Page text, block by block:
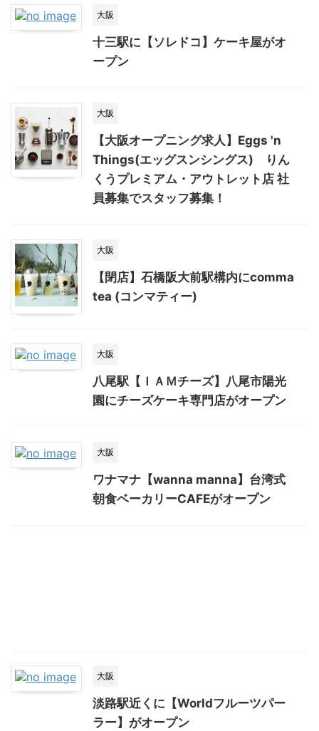
大阪
十三駅に【ソレドコ】ケーキ屋がオ
ープン
大阪
【大阪オープニング求人】Eggs 'n
Things(エッグスンシングス) りん
くうプレミアム・アウトレット店 社
員募集でスタッフ募集！
大阪
【閉店】石橋阪大前駅構内にcomma
tea (コンマティー)
大阪
八尾駅【ＩＡＭチーズ】八尾市陽光
園にチーズケーキ専門店がオープン
大阪
ワナマナ【wanna manna】台湾式
朝食ベーカリーCAFEがオープン
大阪
淡路駅近くに【Worldフルーツパー
ラー】がオープン